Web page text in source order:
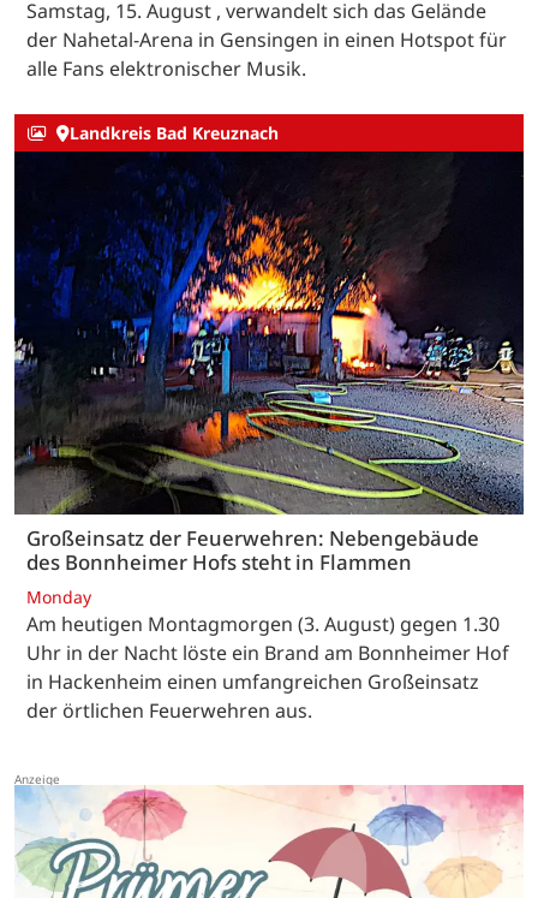
Samstag, 15. August , verwandelt sich das Gelände
der Nahetal-Arena in Gensingen in einen Hotspot für
alle Fans elektronischer Musik.
Landkreis Bad Kreuznach
Großeinsatz der Feuerwehren: Nebengebäude
des Bonnheimer Hofs steht in Flammen
Monday
Am heutigen Montagmorgen (3. August) gegen 1.30
Uhr in der Nacht löste ein Brand am Bonnheimer Hof
in Hackenheim einen umfangreichen Großeinsatz
der örtlichen Feuerwehren aus.